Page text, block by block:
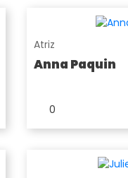
Atriz
Anna Paquin
0